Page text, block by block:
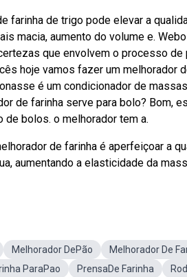
farinha de trigo pode elevar a
macia, aumento do volume e.
que envolvem o processo
hoje vamos fazer um melhorador
é um condicionador de
de farinha serve para bolo? Bom,
de bolos. o melhorador tem a.
de farinha é aperfeiçoar a
aumentando a elasticidade da
Melhorador DePão Melhorador De
ParaPao PrensaDe Farinha